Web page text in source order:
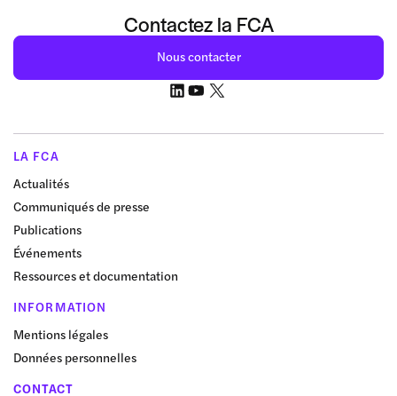
Contactez la FCA
Nous contacter
LA FCA
Actualités
Communiqués de presse
Publications
Événements
Ressources et documentation
INFORMATION
Mentions légales
Données personnelles
CONTACT